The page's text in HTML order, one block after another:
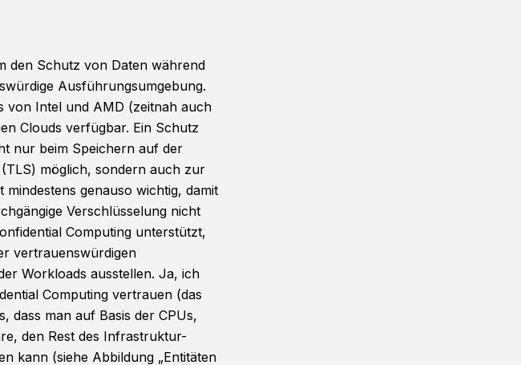
den Schutz von Daten während
Ausführungsumgebung.
von Intel und AMD (zeitnah auch
Clouds verfügbar. Ein Schutz
nur beim Speichern auf der
möglich, sondern auch zur
genauso wichtig, damit
Verschlüsselung nicht
Computing unterstützt,
vertrauenswürdigen
Workloads ausstellen. Ja, ich
Computing vertrauen (das
dass man auf Basis der CPUs,
den Rest des Infrastruktur-
kann (siehe Abbildung „Entitäten